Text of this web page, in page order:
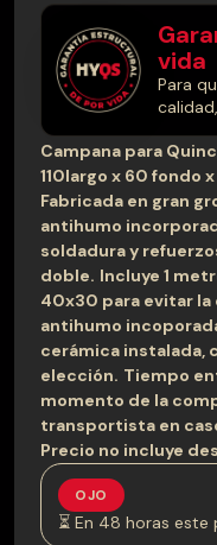
era:
$230.000.
es:
$215.000.
vida
Para
Campana para
110largo x 60 fondo
Fabricada en gran
antihumo
soldadura y
doble. Incluye 1
40x30 para evitar la
antihumo
cerámica instalada,
elección. Tiempo
momento de la
transportista en
Precio no incluye
OJO
⏳ En 48 horas